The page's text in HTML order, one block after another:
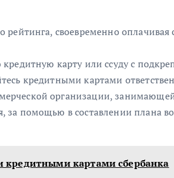
рейтинга, своевременно оплачивая
карту или ссуду с
кредитными картами
организации,
помощью в составлении плана
картами сбербанка